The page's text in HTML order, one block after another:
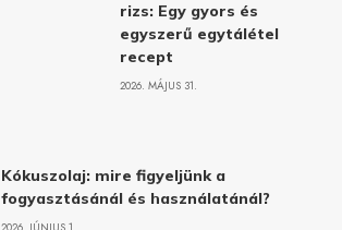
rizs: Egy gyors és
egyszerű egytálétel
recept
2026. MÁJUS 31.
Kókuszolaj: mire figyeljünk a
fogyasztásánál és használatánál?